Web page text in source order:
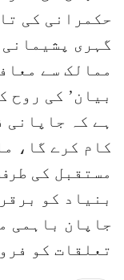
حکمرانی کی
گہری
ممالک سے
بیان’ کی روح
ہے کہ جاپانی
کام کرے گا،
مستقبل کی
بنیاد کو
جاپان باہمی
تعلقات کو